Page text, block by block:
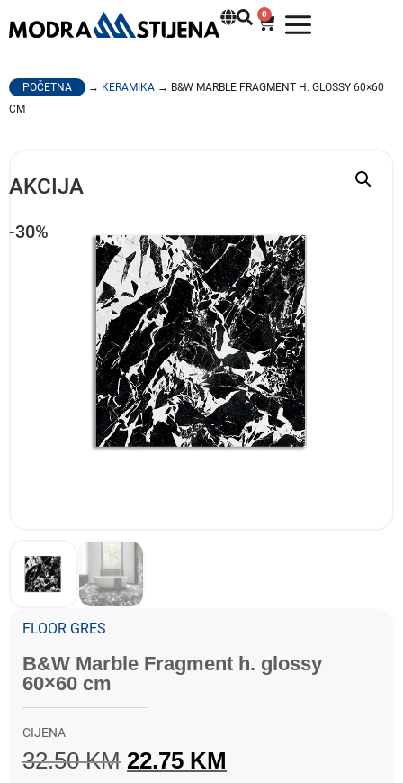
0
POČETNA → KERAMIKA → B&W MARBLE FRAGMENT H. GLOSSY 60×60
CM
AKCIJA
-30%
FLOOR GRES
B&W Marble Fragment h. glossy
60×60 cm
CIJENA
32.50KM 22.75 KM